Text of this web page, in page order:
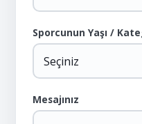
Sporcunun Yaşı /
Mesajınız